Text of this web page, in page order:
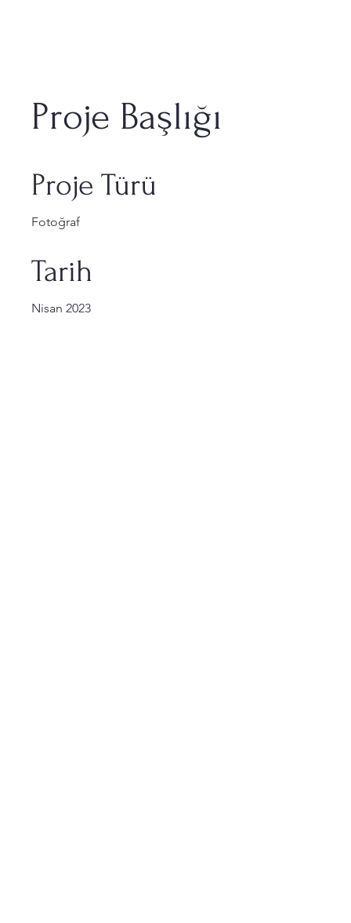
Proje Başlığı
Proje Türü
Fotoğraf
Tarih
Nisan 2023